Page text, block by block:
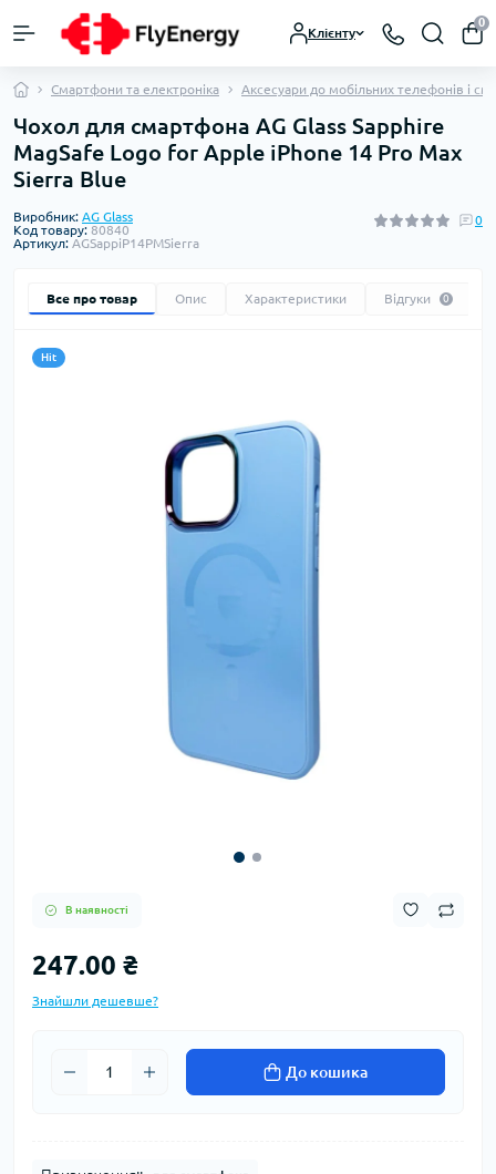
Клієнту
0
Смартфони та електроніка Аксесуари до мобільних телефонів і
Чохол для смартфона AG Glass Sapphire
MagSafe Logo for Apple iPhone 14 Pro Max
Sierra Blue
Виробник: AG Glass
Код товару: 80840
Артикул: AGSappiP14PMSierra
0
Все про товар Опис Характеристики Відгуки 0
Hit
В наявності
247.00 ₴
Знайшли дешевше?
До кошика